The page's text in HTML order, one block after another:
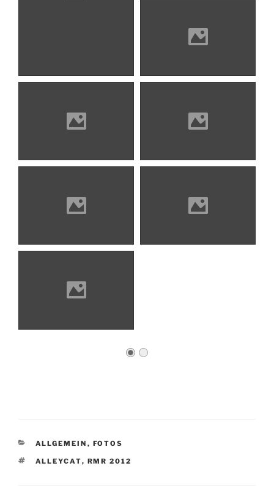
KATEGORIEN
ALLGEMEIN , FOTOS
SCHLAGWÖRTER
ALLEYCAT, RMR 2012